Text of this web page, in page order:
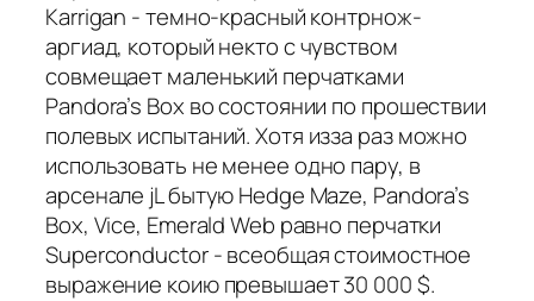
Karrigan - темно-красный контрнож-
аргиад, который некто с чувством
совмещает маленький перчатками
Pandora’s Box во состоянии по прошествии
полевых испытаний. Хотя изза раз можно
использовать не менее одно пару, в
арсенале jL бытую Hedge Maze, Pandora’s
Box, Vice, Emerald Web равно перчатки
Superconductor - всеобщая стоимостное
выражение коию превышает 30 000 $.